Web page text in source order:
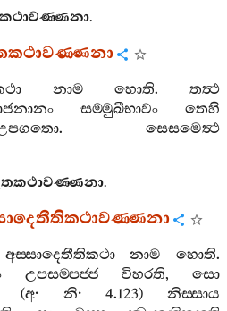
.
නාම හොති. තත්‍ථ
සම‍්මුඛීභාවං
තෙහි
. සෙසමෙත්‍ථ
.
අස‍්සාදෙතීතිකථා නාම හොති.
උපසම‍්පජ‍්ජ විහරති,සො
(අ· නි· 4.123) නිස‍්සාය